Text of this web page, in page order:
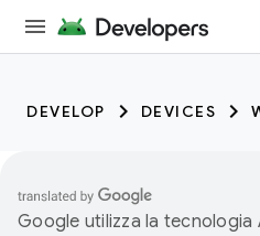
DEVELOP DEVICES
Google utilizza la